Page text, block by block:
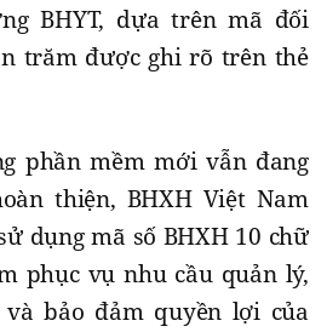
BHYT, dựa trên mã đối
trăm được ghi rõ trên thẻ
phần mềm mới vẫn đang
thiện, BHXH Việt Nam
dụng mã số BHXH 10 chữ
phục vụ nhu cầu quản lý,
bảo đảm quyền lợi của